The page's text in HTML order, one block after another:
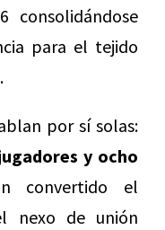
consolidándose
para el tejido
por sí solas:
y ocho
convertido el
nexo de unión